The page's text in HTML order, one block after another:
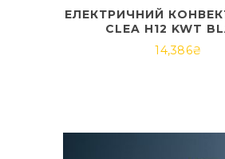
ЕЛЕКТРИЧНИЙ
CLEA H12 KWT
14,386₴